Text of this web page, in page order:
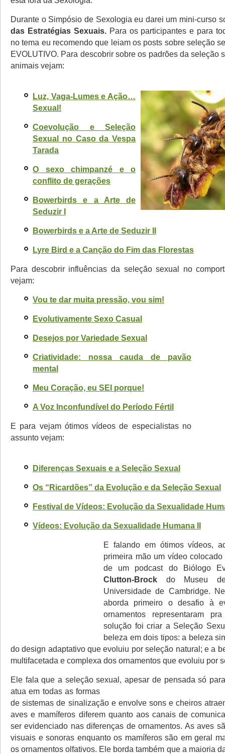
Durante o Simpósio de Sexologia eu darei um mini-curso
das Estratégias Sexuais.Para os participantes e para
no tema eu recomendo que leiam os posts sobre seleção
EVOLUTIVO. Para descobrir sobre os padrões da seleção
animais vejam:
Luz, Vaga-Lumes e Ação…
Sexual!
Coevolução e Seleção
Sexual no Caso da Vespa
Tarada
O sexo chimpanzé e o
conflito de gerações
Bowerbirds e a Arte de
Seduzir I
Bowerbirds e a Arte de Seduzir II
Lyre Bird e a Canção do Fim das Florestas
Para descobrir influências da seleção sexual no
vejam:
Vou te dar muita pressão, vou sim!
Evolutivamente Sexo Casual
Desejos por Variedade Sexual
Criatividade: nossa cauda de pavão
mental
Meu Coração, eu SEI porque!
A Voz Inconfundível do Período Fértil
E para vejam ótimos vídeos de especialistas no
assunto vejam:
Diferenças Sexuais e a Seleção Sexual
Os “Ricardões” da Evolução e da Seleção Sexual
Festival de Vídeos: Evolução da Sexualidade
Vídeos: Evolução da Sexualidade Humana II
E falando em ótimos vídeos,
primeira mão um vídeo
de um podcast do Biólogo
Clutton-Brock do Museu
Universidade de Cambridge.
aborda primeiro o desafio à
ornamentos representaram
solução foi criar a Seleção
beleza em dois tipos: a beleza
do design adaptativo que evoluiu por seleção natural; e a
multifacetada e complexa dos ornamentos que evoluiu por
Ele fala que a seleção sexual, apesar de pensada só
atua em todas as formas
de sistemas de sinalização e envolve sons e cheiros
aves e mamíferos diferem quanto aos canais de
ser evidenciado nas diferenças de ornamentos. As aves
visuais e sonoras enquanto os mamíferos são em geral
os ornamentos olfativos. Ele borda também que a maioria